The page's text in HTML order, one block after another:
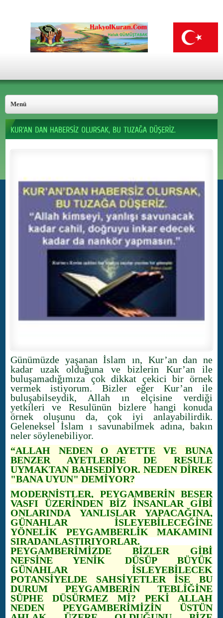
Günümüzde yaşanan İslam ın, Kur’an dan ne
kadar uzak olduğuna ve bizlerin Kur’an ile
buluşamadığımıza çok dikkat çekici bir örnek
vermek istiyorum. Bizler eğer Kur’an ile
buluşabilseydik, Allah ın elçisine verdiği
yetkileri ve Resulünün bizlere hangi konuda
örnek oluşunu da, çok iyi anlayabilirdik.
Geleneksel İslam ı savunabilmek adına, bakın
neler söylenebiliyor.
“ALLAH NEDEN O AYETTE VE BUNA
BENZER AYETLERDE DE RESULE
UYMAKTAN BAHSEDİYOR. NEDEN DİREK
"BANA UYUN" DEMİYOR?
MODERNİSTLER, PEYGAMBERİN BEŞER
VASFI ÜZERİNDEN BİZ İNSANLAR GİBİ
ONLARINDA YANLIŞLAR YAPACAĞINA,
GÜNAHLAR İŞLEYEBİLECEĞİNE
YÖNELİK PEYGAMBERLİK MAKAMINI
SIRADANLAŞTIRIYORLAR.
PEYGAMBERİMİZDE BİZLER GİBİ
NEFSİNE YENİK DÜŞÜP BÜYÜK
GÜNAHLAR İŞLEYEBİLECEK
POTANSİYELDE ŞAHSİYETLER İSE BU
DURUM PEYGAMBERİN TEBLİĞİNE
ŞÜPHE DÜŞÜRMEZ Mİ? PEKİ ALLAH
NEDEN PEYGAMBERİMİZİN ÜSTÜN